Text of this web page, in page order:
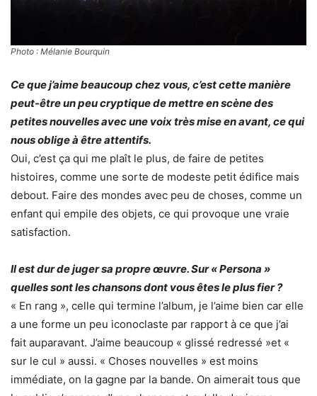
Photo : Mélanie Bourquin
Ce que j’aime beaucoup chez vous, c’est cette manière
peut-être un peu cryptique de mettre en scène des
petites nouvelles avec une voix très mise en avant, ce qui
nous oblige à être attentifs.
Oui, c’est ça qui me plaît le plus, de faire de petites
histoires, comme une sorte de modeste petit édifice mais
debout. Faire des mondes avec peu de choses, comme un
enfant qui empile des objets, ce qui provoque une vraie
satisfaction.
Il est dur de juger sa propre œuvre. Sur « Persona »
quelles sont les chansons dont vous êtes le plus fier ?
« En rang », celle qui termine l’album, je l’aime bien car elle
a une forme un peu iconoclaste par rapport à ce que j’ai
fait auparavant. J’aime beaucoup « glissé redressé »et «
sur le cul » aussi. « Choses nouvelles » est moins
immédiate, on la gagne par la bande. On aimerait tous que